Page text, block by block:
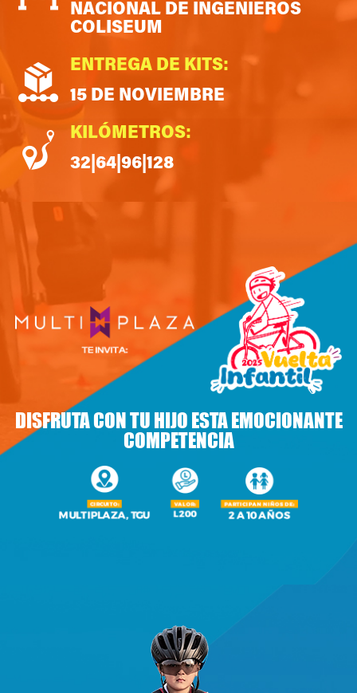
NACIONAL DE INGENIEROS
COLISEUM
ENTREGA DE KITS:
15 DE NOVIEMBRE
KILÓMETROS:
32|64|96|128
DISFRUTA CON TU HIJO ESTA EMOCIONANTE
COMPETENCIA